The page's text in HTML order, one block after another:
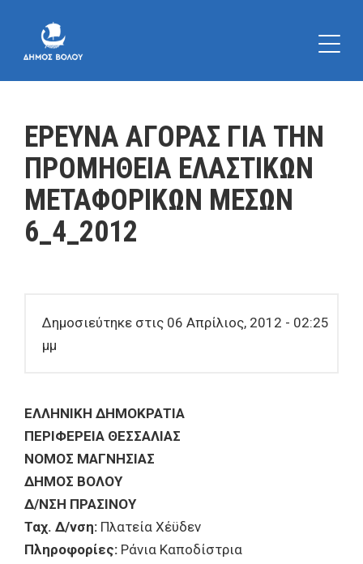
ΕΡΕΥΝΑ ΑΓΟΡΑΣ ΓΙΑ ΤΗΝ
ΠΡΟΜΗΘΕΙΑ ΕΛΑΣΤΙΚΩΝ
ΜΕΤΑΦΟΡΙΚΩΝ ΜΕΣΩΝ
6_4_2012
Δημοσιεύτηκε στις 06 Απρίλιος, 2012 - 02:25
μμ
ΕΛΛΗΝΙΚΗ ΔΗΜΟΚΡΑΤΙΑ
ΠΕΡΙΦΕΡΕΙΑ ΘΕΣΣΑΛΙΑΣ
ΝΟΜΟΣ ΜΑΓΝΗΣΙΑΣ
ΔΗΜΟΣ ΒΟΛΟΥ
Δ/ΝΣΗ ΠΡΑΣΙΝΟΥ
Ταχ. Δ/νση: Πλατεία Χέϋδεν
Πληροφορίες: Ράνια Καποδίστρια